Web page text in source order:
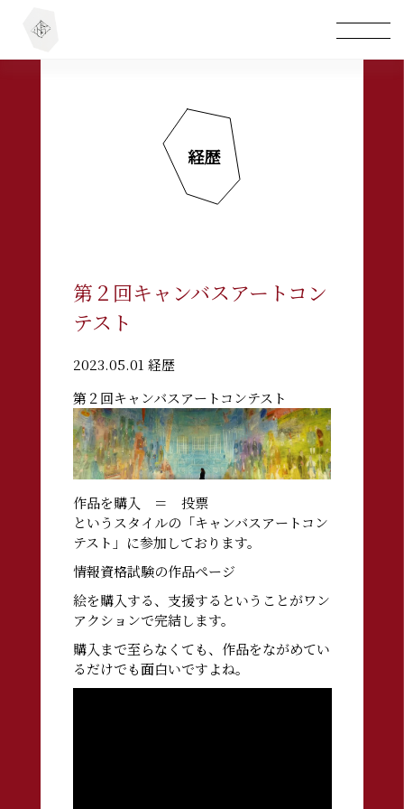
経歴
第２回キャンバスアートコン
テスト
2023.05.01 経歴
第２回キャンバスアートコンテスト
作品を購入 ＝ 投票
というスタイルの「キャンバスアートコン
テスト」に参加しております。
情報資格試験の作品ページ
絵を購入する、支援するということがワン
アクションで完結します。
購入まで至らなくても、作品をながめてい
るだけでも面白いですよね。